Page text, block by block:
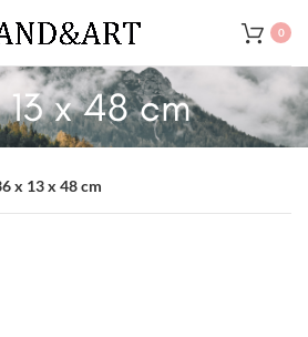
0
x 48 cm
x 13 x 48 cm